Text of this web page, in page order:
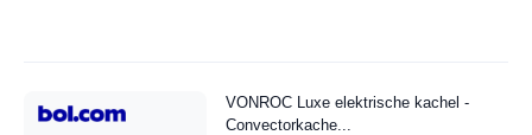
VONROC Luxe elektrische kachel -
Convectorkache...